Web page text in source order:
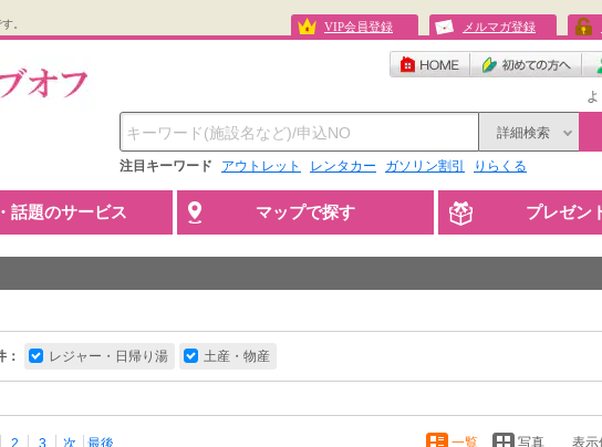
。 VIP会員登録 メルマガ登録
詳細検索
注目キーワード アウトレット レンタカー ガソリン割引 りらくる
話題のサービス マップで探す プレゼン
： レジャー・日帰り湯 土産・物産
2 3 次 最後 一覧 写真 表示